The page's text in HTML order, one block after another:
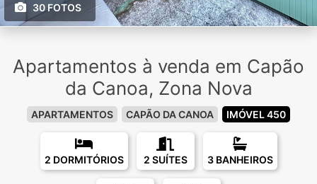
30 FOTOS
Apartamentos à venda em Capão
da Canoa, Zona Nova
APARTAMENTOS CAPÃO DA CANOA IMÓVEL 450
2 DORMITÓRIOS 2 SUÍTES 3 BANHEIROS